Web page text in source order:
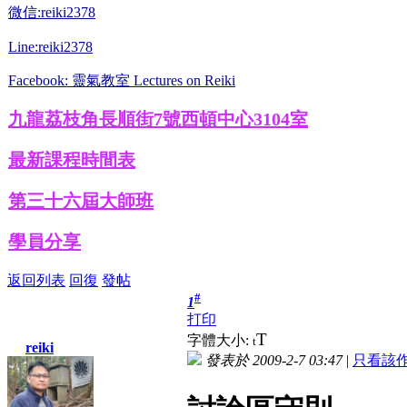
微信:reiki2378
Line:reiki2378
Facebook: 靈氣教室 Lectures on Reiki
九龍荔枝角長順街7號西頓中心3104室
最新課程時間表
第三十六屆大師班
學員分享
返回列表 回復 發帖
reiki
1#
打印
字體大小: tT
發表於 2009-2-7 03:47| 只看該